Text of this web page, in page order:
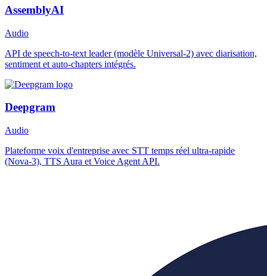
AssemblyAI
Audio
API de speech-to-text leader (modèle Universal-2) avec diarisation,
sentiment et auto-chapters intégrés.
Deepgram
Audio
Plateforme voix d'entreprise avec STT temps réel ultra-rapide
(Nova-3), TTS Aura et Voice Agent API.